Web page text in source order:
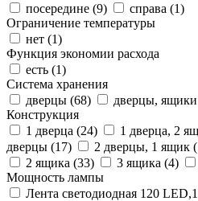
посередине (9) справа (1)
Ограничение температуры
нет (1)
Функция экономии расхода
есть (1)
Система хранения
дверцы (68) дверцы,
Конструкция
1 дверца (24) 1 дверца, 2
дверцы (17) 2 дверцы, 1 ящик (
2 ящика (33) 3 ящика (4)
Мощность лампы
Лента светодиодная 120